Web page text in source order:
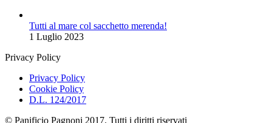
Tutti al mare col sacchetto merenda!
1 Luglio 2023
Privacy Policy
Privacy Policy
Cookie Policy
D.L. 124/2017
© Panificio Pagnoni 2017. Tutti i diritti riservati